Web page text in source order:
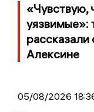
«Чувствую,
уязвимые»:
рассказали
Алексине
05/08/2026